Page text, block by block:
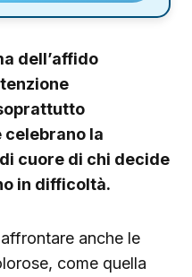
dell’affido
la
cuore di chi decide
in difficoltà.
anche le
come quella